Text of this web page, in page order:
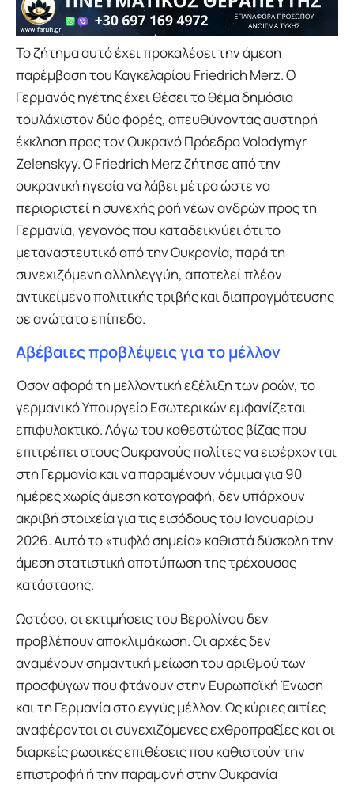
Το ζήτημα αυτό έχει προκαλέσει την άμεση
παρέμβαση του Καγκελαρίου Friedrich Merz. Ο
Γερμανός ηγέτης έχει θέσει το θέμα δημόσια
τουλάχιστον δύο φορές, απευθύνοντας αυστηρή
έκκληση προς τον Ουκρανό Πρόεδρο Volodymyr
Zelenskyy. Ο Friedrich Merz ζήτησε από την
ουκρανική ηγεσία να λάβει μέτρα ώστε να
περιοριστεί η συνεχής ροή νέων ανδρών προς τη
Γερμανία, γεγονός που καταδεικνύει ότι το
μεταναστευτικό από την Ουκρανία, παρά τη
συνεχιζόμενη αλληλεγγύη, αποτελεί πλέον
αντικείμενο πολιτικής τριβής και διαπραγμάτευσης
σε ανώτατο επίπεδο.
Αβέβαιες προβλέψεις για το μέλλον
Όσον αφορά τη μελλοντική εξέλιξη των ροών, το
γερμανικό Υπουργείο Εσωτερικών εμφανίζεται
επιφυλακτικό. Λόγω του καθεστώτος βίζας που
επιτρέπει στους Ουκρανούς πολίτες να εισέρχονται
στη Γερμανία και να παραμένουν νόμιμα για 90
ημέρες χωρίς άμεση καταγραφή, δεν υπάρχουν
ακριβή στοιχεία για τις εισόδους του Ιανουαρίου
2026. Αυτό το «τυφλό σημείο» καθιστά δύσκολη την
άμεση στατιστική αποτύπωση της τρέχουσας
κατάστασης.
Ωστόσο, οι εκτιμήσεις του Βερολίνου δεν
προβλέπουν αποκλιμάκωση. Οι αρχές δεν
αναμένουν σημαντική μείωση του αριθμού των
προσφύγων που φτάνουν στην Ευρωπαϊκή Ένωση
και τη Γερμανία στο εγγύς μέλλον. Ως κύριες αιτίες
αναφέρονται οι συνεχιζόμενες εχθροπραξίες και οι
διαρκείς ρωσικές επιθέσεις που καθιστούν την
επιστροφή ή την παραμονή στην Ουκρανία